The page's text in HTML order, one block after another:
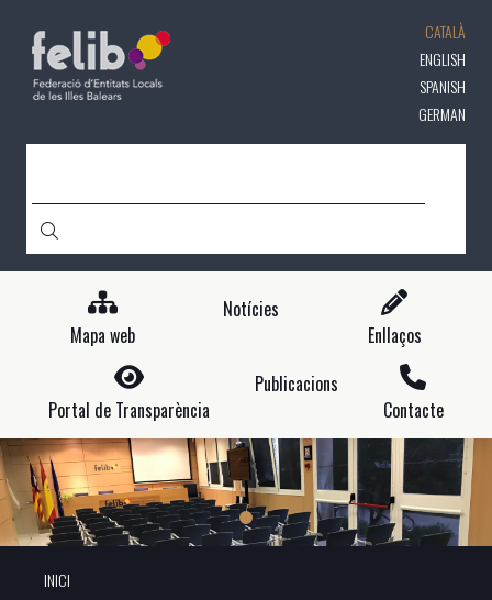
contingut
CATALÀ
ENGLISH
SPANISH
GERMAN
Mapa web
Notícies
Enllaços
Portal de Transparència
Publicacions
Contacte
INICI